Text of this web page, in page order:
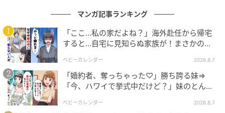
マンガ記事ランキング
「ここ…私の家だよね？」海外赴任から帰宅
すると…自宅に見知らぬ家族が！まさかの真
ベビーカレンダー 2026.8.7
「婚約者、奪っちゃった♡」勝ち誇る妹⇒
「今、ハワイで挙式中だけど？」妹のとんで
ベビーカレンダー 2026.8.7